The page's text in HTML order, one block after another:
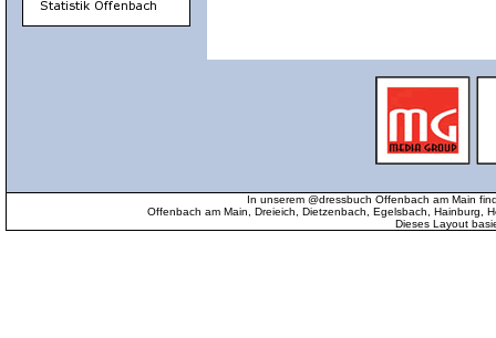
In unserem @dressbuch Offenbach am Main
Offenbach am Main, Dreieich, Dietzenbach, Egelsbach, Hainburg,
Dieses Layout